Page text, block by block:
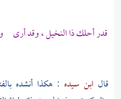
قدر أحلك ذا النخيل ، وقد أرى
قال ابن سيده : هكذا أنشده